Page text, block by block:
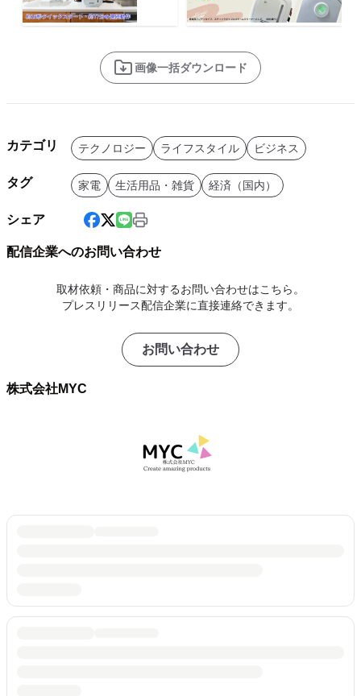
画像一括ダウンロード
カテゴリ テクノロジー ライフスタイル ビジネス
タグ 家電 生活用品・雑貨 経済（国内）
シェア
配信企業へのお問い合わせ
取材依頼・商品に対するお問い合わせはこちら。
プレスリリース配信企業に直接連絡できます。
お問い合わせ
株式会社MYC